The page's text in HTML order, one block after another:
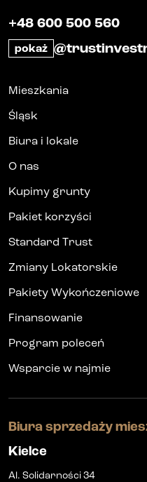
+48 600 500 560
pokaż
Mieszkania
Śląsk
Biura i lokale
O nas
Kupimy grunty
Pakiet korzyści
Standard Trust
Zmiany Lokatorskie
Pakiety Wykończeniowe
Finansowanie
Program poleceń
Wsparcie w najmie
Biura sprzedaży
Kielce
Al. Solidarności 34